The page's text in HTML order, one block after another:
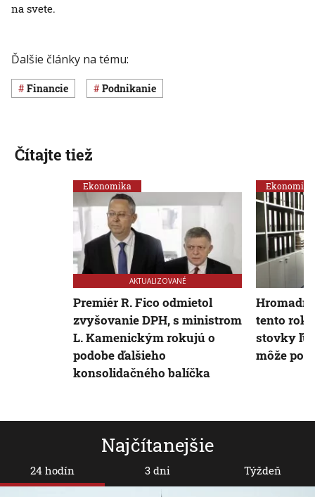
na svete.
Ďalšie články na tému:
Financie Podnikanie
Najčítanejšie
24 hodín 3 dni Týždeň
Čítajte tiež
Ekonomika
AKTUALIZOVANÉ
Premiér R. Fico odmietol
zvyšovanie DPH, s ministrom
L. Kamenickým rokujú o
podobe ďalšieho
konsolidačného balíčka
Ekonomika
tento rok
stovky
môže